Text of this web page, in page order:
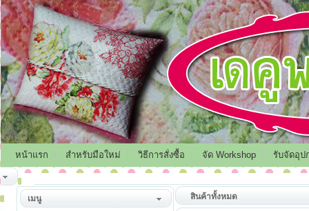
หน้าแรก สำหรับมือใหม่ วิธีการสั่งซื้อ จัด Workshop รับจัดอุป
เมนู สินค้าทั้งหมด